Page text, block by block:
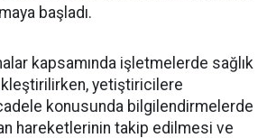
başladı.
kapsamında işletmelerde sağlık
yetiştiricilere
konusunda bilgilendirmelerde
hareketlerinin takip edilmesi ve